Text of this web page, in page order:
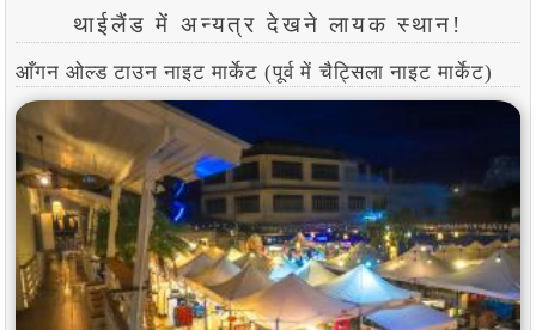
थाईलैंड में अन्यत्र देखने लायक स्थान!
आँगन ओल्ड टाउन नाइट मार्केट (पूर्व में चैट्सिला नाइट मार्केट)